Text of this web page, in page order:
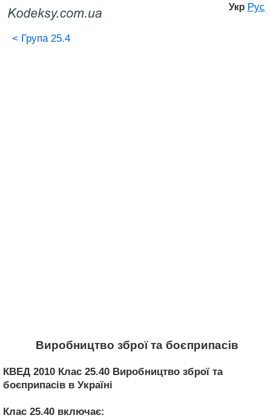
Укр Рус
< Група 25.4
Виробництво зброї та боєприпасів
КВЕД 2010 Клас 25.40 Виробництво зброї та
боєприпасів в Україні
Клас 25.40 включає: